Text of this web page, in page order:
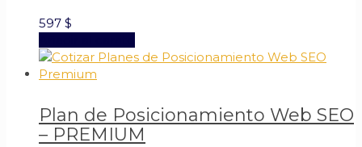
597 $
Plan de Posicionamiento Web SEO
– PREMIUM